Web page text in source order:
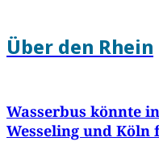
Über den Rhein
Wasserbus könnte
Wesseling und Köln